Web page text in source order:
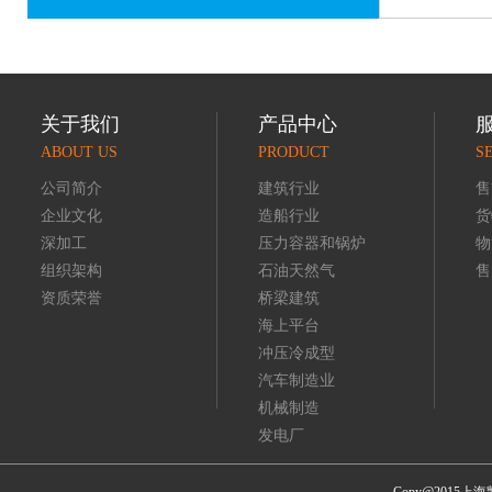
关于我们
ABOUT US
公司简介
企业文化
深加工
组织架构
资质荣誉
产品中心
PRODUCT
建筑行业
造船行业
压力容器和锅炉
石油天然气
桥梁建筑
海上平台
冲压冷成型
汽车制造业
机械制造
发电厂